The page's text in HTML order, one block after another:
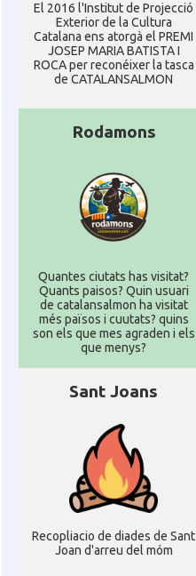
El 2016 l'Institut de Projecció
Exterior de la Cultura
Catalana ens atorgà el PREMI
JOSEP MARIA BATISTA I
ROCA per reconéixer la tasca
de CATALANSALMON
Rodamons
Quantes ciutats has visitat?
Quants paisos? Quin usuari
de catalansalmon ha visitat
més països i cuutats? quins
son els que mes agraden i els
que menys?
Sant Joans
Recopliacio de diades de Sant
Joan d'arreu del móm